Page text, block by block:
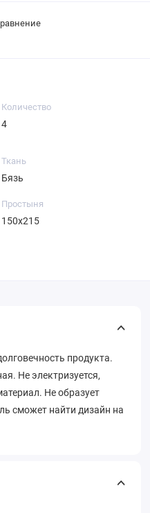
Количество
4
Ткань
Бязь
Простыня
150х215
продукта.
Не электризуется,
Не образует
сможет найти дизайн на